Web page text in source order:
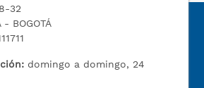
32
- BOGOTÁ
domingo a domingo, 24